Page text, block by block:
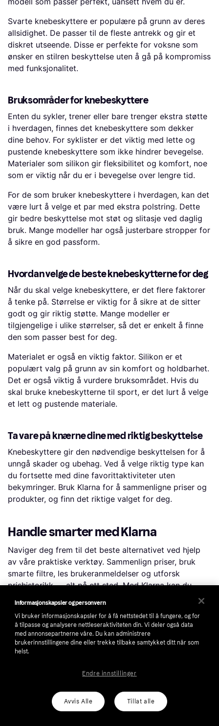
Svarte knebeskyttere er populære på grunn av deres
allsidighet. De passer til de fleste antrekk og gir et
diskret utseende. Disse er perfekte for voksne som
ønsker en stilren beskyttelse uten å gå på kompromiss
med funksjonalitet.
Bruksområder for knebeskyttere
Enten du sykler, trener eller bare trenger ekstra støtte
i hverdagen, finnes det knebeskyttere som dekker
dine behov. For syklister er det viktig med lette og
pustende knebeskyttere som ikke hindrer bevegelse.
Materialer som silikon gir fleksibilitet og komfort, noe
som er viktig når du er i bevegelse over lengre tid.
For de som bruker knebeskyttere i hverdagen, kan det
være lurt å velge et par med ekstra polstring. Dette
gir bedre beskyttelse mot støt og slitasje ved daglig
bruk. Mange modeller har også justerbare stropper for
å sikre en god passform.
Hvordan velge de beste knebeskytterne for deg
Når du skal velge knebeskyttere, er det flere faktorer
å tenke på. Størrelse er viktig for å sikre at de sitter
godt og gir riktig støtte. Mange modeller er
tilgjengelige i ulike størrelser, så det er enkelt å finne
den som passer best for deg.
Materialet er også en viktig faktor. Silikon er et
populært valg på grunn av sin komfort og holdbarhet.
Det er også viktig å vurdere bruksområdet. Hvis du
skal bruke knebeskytterne til sport, er det lurt å velge
et lett og pustende materiale.
Ta vare på knærne dine med riktig beskyttelse
Knebeskyttere gir den nødvendige beskyttelsen for å
unngå skader og ubehag. Ved å velge riktig type kan
du fortsette med dine favorittaktiviteter uten
bekymringer. Bruk Klarna for å sammenligne priser og
produkter, og finn det riktige valget for deg.
Handle smarter med Klarna
Naviger deg frem til det beste alternativet ved hjelp
av våre praktiske verktøy. Sammenlign priser, bruk
smarte filtre, les brukeranmeldelser og utforsk
prishistorikk — alt på ett sted. Med Klarna kan du
kjøpe det du ønsker i dag og betale først etter at du
har mottatt varene og bestemt deg for å beholde
dem. Vi kaller det prøv først,betal senere.
Filtrer og sorter
Leter du etter noe spesifikt? Filtrer etter alt fra pris og
produktene som er relevante for deg. Siden
leveringsalternativer og fraktkostnader kan variere
Informasjonskapsler og personvern
Vi bruker informasjonskapsler for å få nettstedet til å fungere, og for
å tilpasse og analysere nettleseraktiviteten din. Vi deler også data
med annonsepartnerne våre. Du kan administrere
brukerinnstillingene dine eller trekke tilbake samtykket ditt når som
helst.
Avvis Alle Tillat alle
Endre innstillinger